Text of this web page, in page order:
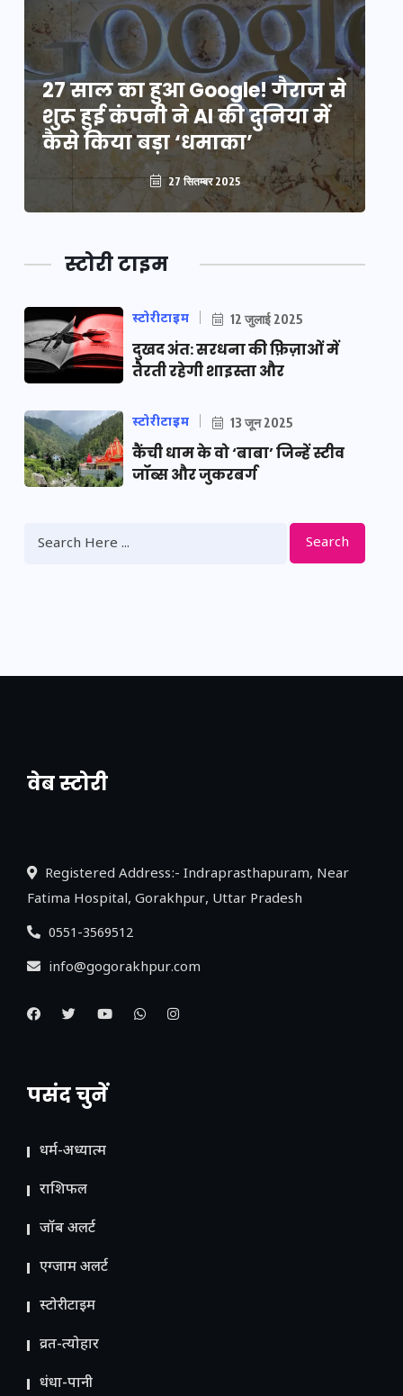
27 साल का हुआ Google! गैराज से
शुरू हुई कंपनी ने AI की दुनिया में
कैसे किया बड़ा ‘धमाका’
27 सितम्बर 2025
स्टोरी टाइम
स्टोरीटाइम 12 जुलाई 2025
दुखद अंत: सरधना की फ़िज़ाओं में
तैरती रहेगी शाइस्ता और
स्टोरीटाइम 13 जून 2025
कैंची धाम के वो ‘बाबा’ जिन्हें स्टीव
जॉब्स और जुकरबर्ग
Search
वेब स्टोरी
नया एक्सप्रेसवे: पूर्वांचल का लक, डेवलपमेंट का
Registered Address:- Indraprasthapuram, Near
Fatima Hospital, Gorakhpur, Uttar Pradesh
0551-3569512
info@gogorakhpur.com
पसंद चुनें
धर्म-अध्यात्म
राशिफल
जॉब अलर्ट
एग्जाम अलर्ट
स्टोरीटाइम
व्रत-त्योहार
धंधा-पानी